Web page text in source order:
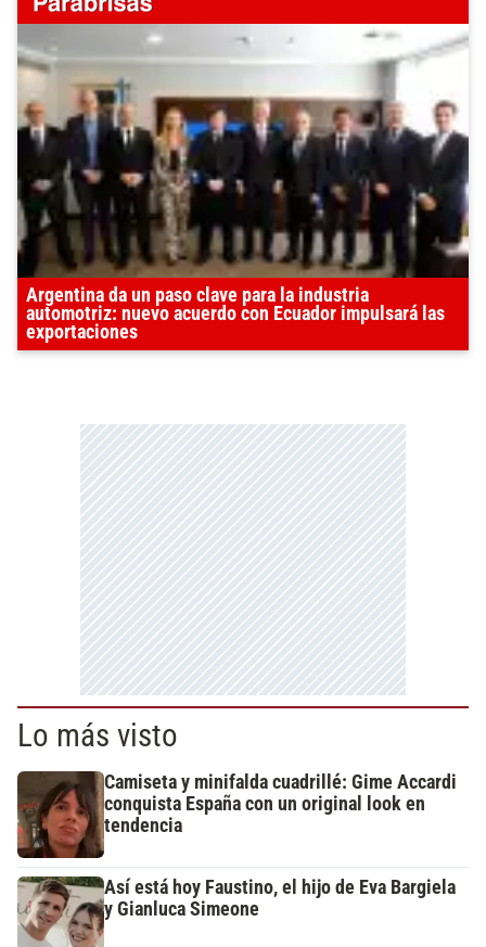
Argentina da un paso clave para la industria
automotriz: nuevo acuerdo con Ecuador impulsará las
exportaciones
Lo más visto
Camiseta y minifalda cuadrillé: Gime Accardi
conquista España con un original look en
tendencia
Así está hoy Faustino, el hijo de Eva Bargiela
y Gianluca Simeone